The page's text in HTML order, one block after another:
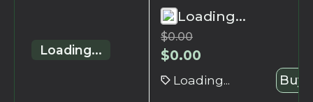
Loading...
Loading...
$0.00
$0.00
Loading... Buy